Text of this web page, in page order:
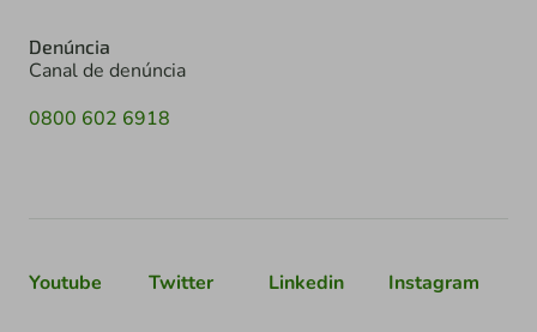
Denúncia
Canal de denúncia
0800 602 6918
Youtube Twitter Linkedin Instagram